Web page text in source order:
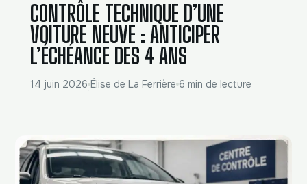
CONTRÔLE TECHNIQUE D’UNE
VOITURE NEUVE : ANTICIPER
L’ÉCHÉANCE DES 4 ANS
14 juin 2026·Élise de La Ferrière·6 min de lecture